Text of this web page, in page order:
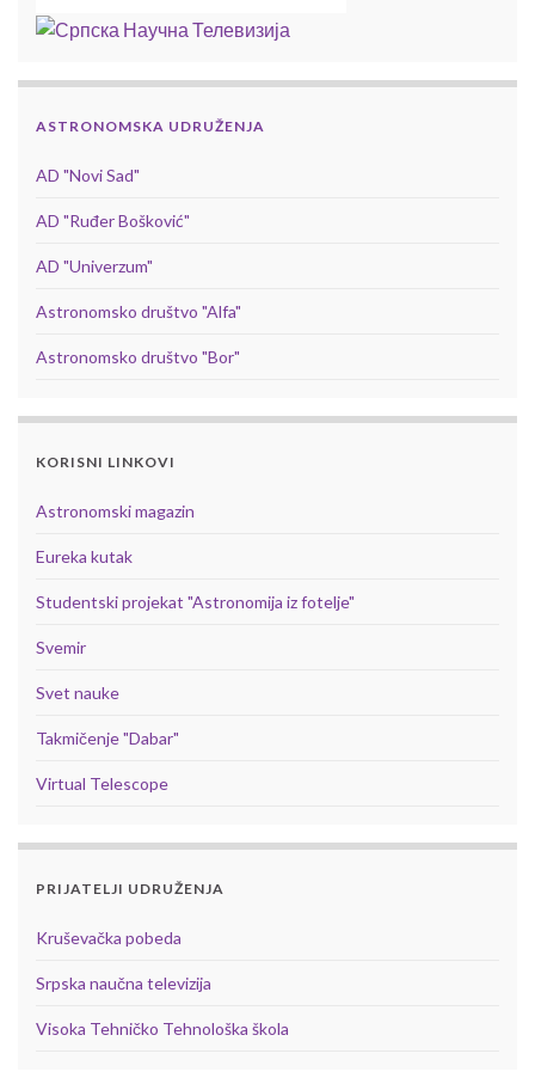
ASTRONOMSKA UDRUŽENJA
AD "Novi Sad"
AD "Ruđer Bošković"
AD "Univerzum"
Astronomsko društvo "Alfa"
Astronomsko društvo "Bor"
KORISNI LINKOVI
Astronomski magazin
Eureka kutak
Studentski projekat "Astronomija iz fotelje"
Svemir
Svet nauke
Takmičenje "Dabar"
Virtual Telescope
PRIJATELJI UDRUŽENJA
Kruševačka pobeda
Srpska naučna televizija
Visoka Tehničko Tehnološka škola